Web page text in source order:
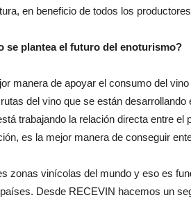
en beneficio de todos los
se plantea el futuro del enoturismo?
manera de apoyar el consumo del
del vino que se están
trabajando la relación directa entre el
es la mejor manera de conseguir
zonas vinícolas del mundo y eso es
Desde RECEVIN hacemos un